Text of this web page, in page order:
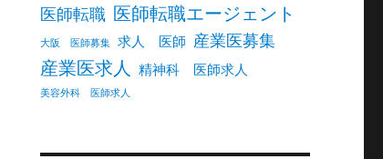
医師転職 医師転職エージェント
大阪 医師募集 求人 医師 産業医募集
産業医求人 精神科 医師求人
美容外科 医師求人